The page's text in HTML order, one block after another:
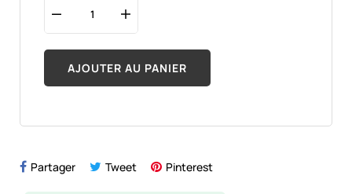
AJOUTER AU PANIER
Partager Tweet Pinterest